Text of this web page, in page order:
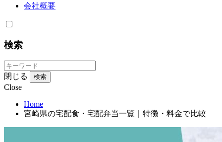
会社概要
検索
閉じる 検索
Close
Home
宮崎県の宅配食・宅配弁当一覧｜特徴・料金で比較